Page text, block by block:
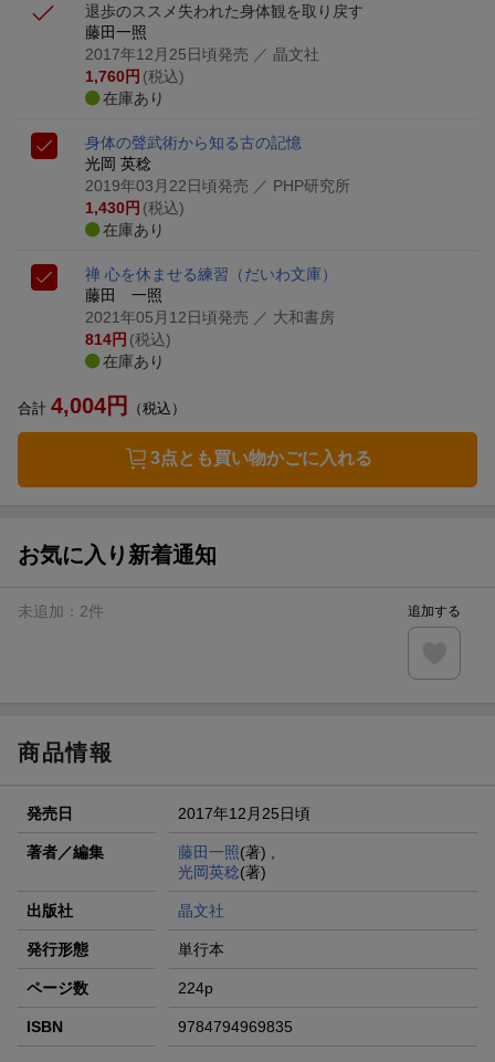
退歩のススメ 失われた身体観を取り戻す
藤田一照
2017年12月25日頃発売 ／ 晶文社
1,760円 (税込)
在庫あり
身体の聲武術から知る古の記憶
光岡 英稔
2019年03月22日頃発売 ／ PHP研究所
1,430円 (税込)
在庫あり
禅 心を休ませる練習 （だいわ文庫）
藤田 一照
2021年05月12日頃発売 ／ 大和書房
814円 (税込)
在庫あり
合計 4,004円 （税込）
3点とも買い物かごに入れる
お気に入り新着通知
未追加： 2件 追加する
商品情報
発売日 2017年12月25日頃
著者／編集 藤田一照(著) ,
光岡英稔(著)
出版社 晶文社
発行形態 単行本
ページ数 224p
ISBN 9784794969835